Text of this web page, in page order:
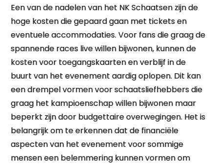
Een van de nadelen van het NK Schaatsen zijn de
hoge kosten die gepaard gaan met tickets en
eventuele accommodaties. Voor fans die graag de
spannende races live willen bijwonen, kunnen de
kosten voor toegangskaarten en verblijf in de
buurt van het evenement aardig oplopen. Dit kan
een drempel vormen voor schaatsliefhebbers die
graag het kampioenschap willen bijwonen maar
beperkt zijn door budgettaire overwegingen. Het is
belangrijk om te erkennen dat de financiële
aspecten van het evenement voor sommige
mensen een belemmering kunnen vormen om